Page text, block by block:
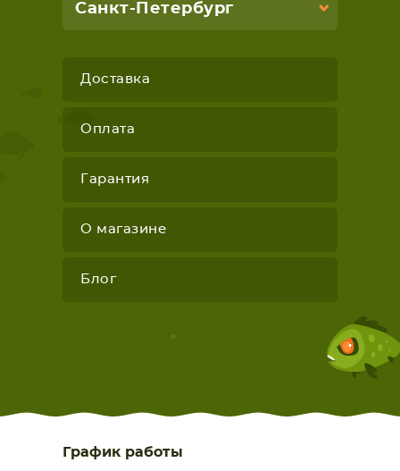
Санкт-Петербург
Доставка
Оплата
Гарантия
О магазине
Блог
График работы